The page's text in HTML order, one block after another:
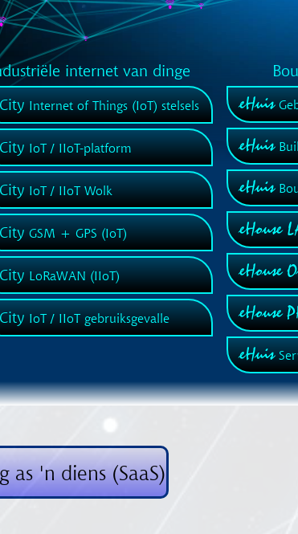
internet van dinge
Internet of Things (IoT) stelsels
IoT / IIoT-platform
IoT / IIoT Wolk
GSM + GPS (IoT)
LoRaWAN (IIoT)
IoT / IIoT gebruiksgevalle
eHuis
eHuis
eHuis
eHouse
eHouse
eHouse
eHuis
as 'n diens (SaaS)